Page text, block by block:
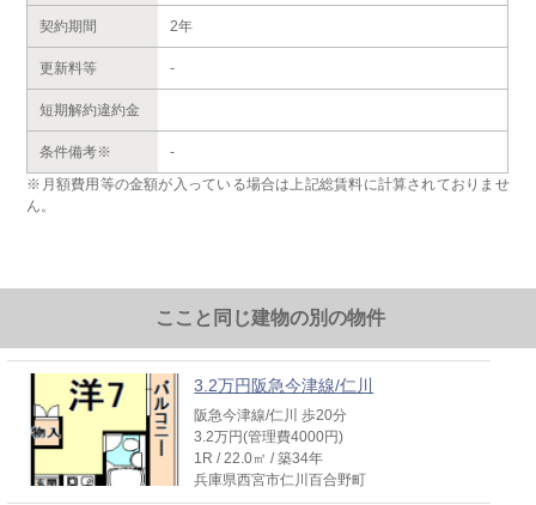
契約期間 2年
更新料等 -
短期解約違約金
条件備考※
-
※月額費用等の金額が入っている場合は上記総賃料に計算されておりませ
ん。
ここと同じ建物の別の物件
3.2万円阪急今津線/仁川
阪急今津線/仁川 歩20分
3.2万円(管理費4000円)
1R / 22.0㎡ / 築34年
兵庫県西宮市仁川百合野町